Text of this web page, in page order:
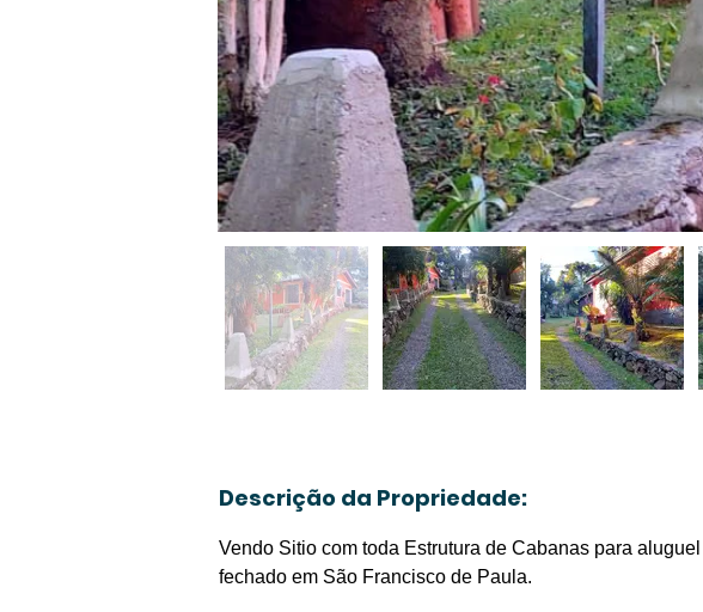
Descrição da Propriedade:
Vendo Sitio com toda Estrutura de Cabanas para
fechado em São Francisco de Paula.